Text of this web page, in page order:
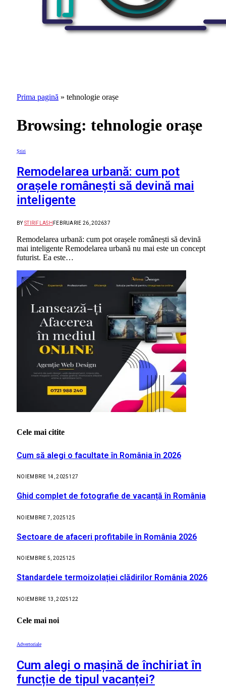
Prima pagină » tehnologie orașe
Browsing: tehnologie orașe
Știri
Remodelarea urbană: cum pot
orașele românești să devină mai
inteligente
BY STIRIFLASH FEBRUARIE 26, 202637
Remodelarea urbană: cum pot orașele românești să devină
mai inteligente Remodelarea urbană nu mai este un concept
futurist. Ea este…
Cele mai citite
Cum să alegi o facultate în România în 2026
NOIEMBRIE 14, 2025127
Ghid complet de fotografie de vacanță în România
NOIEMBRIE 7, 2025125
Sectoare de afaceri profitabile în România 2026
NOIEMBRIE 5, 2025125
Standardele termoizolației clădirilor România 2026
NOIEMBRIE 13, 2025122
Cele mai noi
Advertoriale
Cum alegi o mașină de închiriat în
funcție de tipul vacanței?